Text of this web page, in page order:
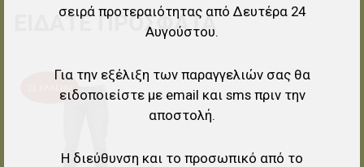
ΕΊΔΑΤΕ ΠΡΌΣΦΑΤΑ
Προσθήκη στα αγαπημένα
Προσθήκη για σύγκριση
Γρήγορη ματιά
σειρά προτεραιότητας από Δευτέρα 24
Αυγούστου.
Για την εξέλιξη των παραγγελιών σας θα
ειδοποιείστε με email και sms πριν την
αποστολή.
Η διεύθυνση και το προσωπικό από το